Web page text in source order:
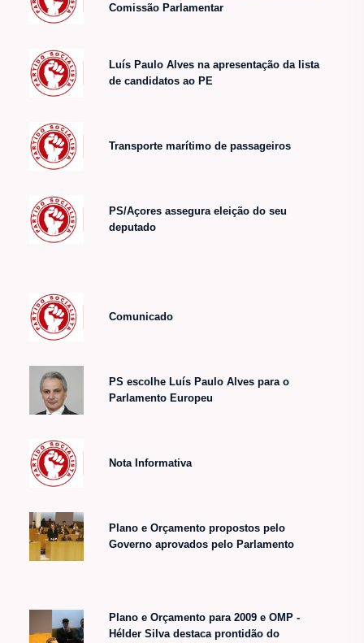
Comissão Parlamentar
Luís Paulo Alves na apresentação da lista
de candidatos ao PE
Transporte marítimo de passageiros
PS/Açores assegura eleição do seu
deputado
Comunicado
PS escolhe Luís Paulo Alves para o
Parlamento Europeu
Nota Informativa
Plano e Orçamento propostos pelo
Governo aprovados pelo Parlamento
Plano e Orçamento para 2009 e OMP -
Hélder Silva destaca prontidão do